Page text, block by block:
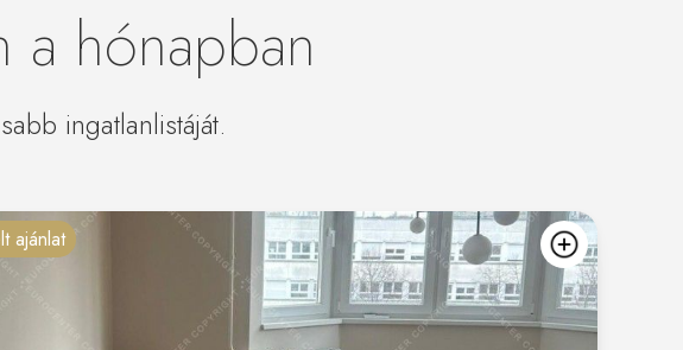
a hónapban
ingatlanlistáját.
ajánlat